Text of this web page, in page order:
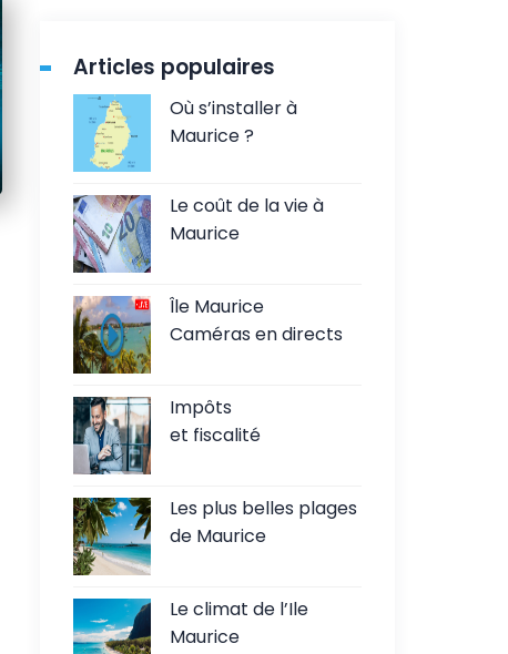
Articles populaires
Où s’installer à
Maurice ?
Le coût de la vie à
Maurice
Île Maurice
Caméras en directs
Impôts
et fiscalité
Les plus belles plages
de Maurice
Le climat de l’Ile
Maurice